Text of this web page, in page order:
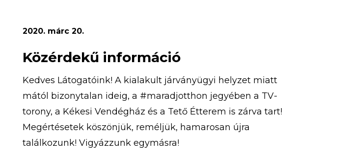
2020. márc 20.
Közérdekű információ
Kedves Látogatóink! A kialakult járványügyi helyzet miatt
mától bizonytalan ideig, a #maradjotthon jegyében a TV-
torony, a Kékesi Vendégház és a Tető Étterem is zárva tart!
Megértésetek köszönjük, reméljük, hamarosan újra
találkozunk! Vigyázzunk egymásra!